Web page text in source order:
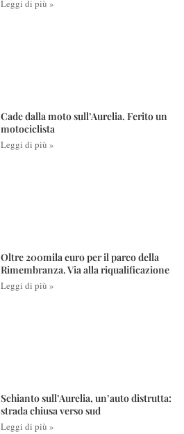
Leggi di più »
Cade dalla moto sull’Aurelia. Ferito un
motociclista
Leggi di più »
Oltre 200mila euro per il parco della
Rimembranza. Via alla riqualificazione
Leggi di più »
Schianto sull’Aurelia, un’auto distrutta:
strada chiusa verso sud
Leggi di più »